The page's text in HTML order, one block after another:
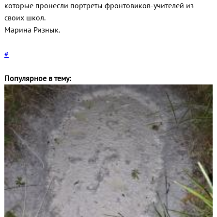
которые пронесли портреты фронтовиков-учителей из
своих школ.
Марина Ризнык.
#
Популярное в тему: